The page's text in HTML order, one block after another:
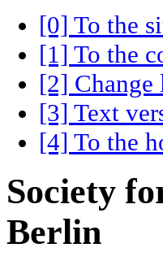
[0] To the
[1] To the
[2] Change
[3] Text
[4] To the
Society
Berlin